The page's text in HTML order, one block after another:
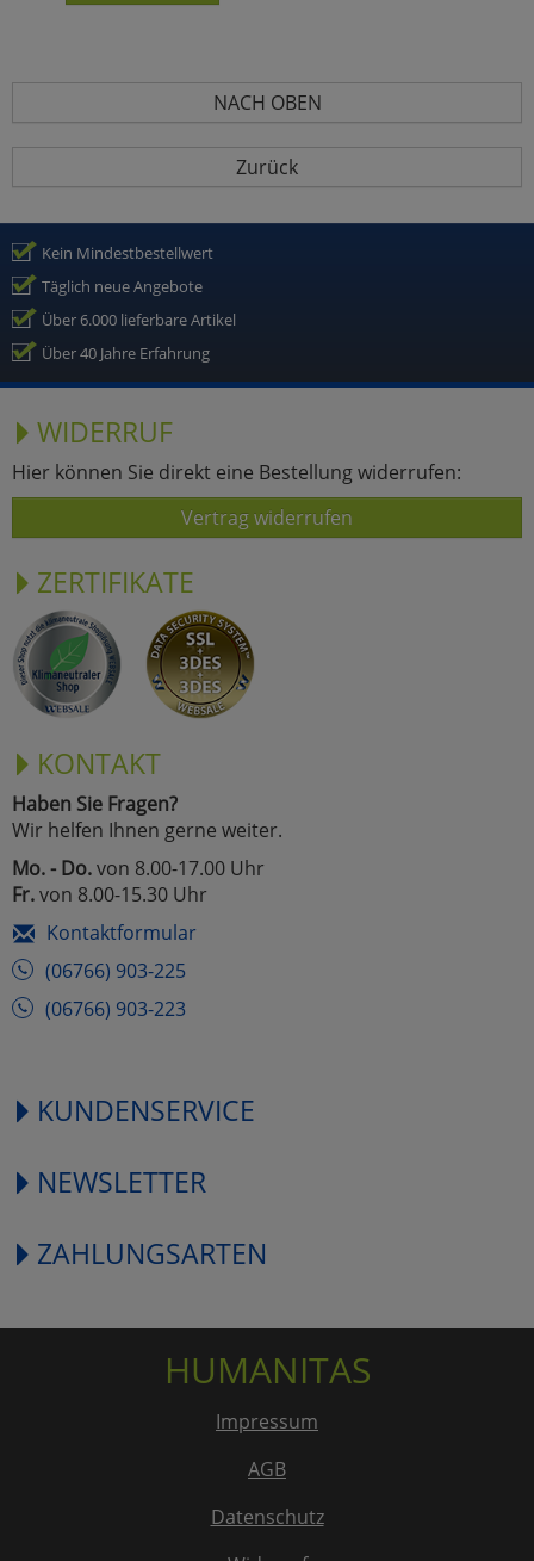
NACH OBEN
Zurück
Kein Mindestbestellwert
Täglich neue Angebote
Über 6.000 lieferbare Artikel
Über 40 Jahre Erfahrung
WIDERRUF
Hier können Sie direkt eine Bestellung widerrufen:
Vertrag widerrufen
ZERTIFIKATE
KONTAKT
Haben Sie Fragen?
Wir helfen Ihnen gerne weiter.
Mo. - Do.von 8.00-17.00 Uhr
Fr.von 8.00-15.30 Uhr
Kontaktformular
(06766) 903-225
(06766) 903-223
KUNDENSERVICE
NEWSLETTER
ZAHLUNGSARTEN
HUMANITAS
Impressum
AGB
Datenschutz